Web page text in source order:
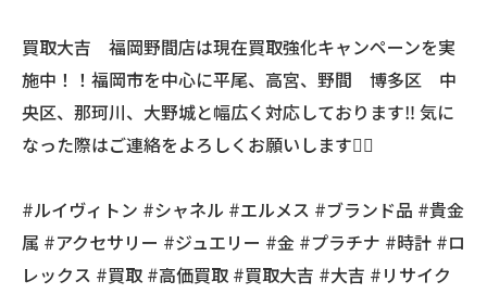
買取大吉 福岡野間店は現在買取強化キャンペーンを実
施中！！福岡市を中心に平尾、高宮、野間 博多区 中
央区、那珂川、大野城と幅広く対応しております‼️ 気に
なった際はご連絡をよろしくお願いします🙇‍♂️
#ルイヴィトン #シャネル #エルメス #ブランド品 #貴金
属 #アクセサリー #ジュエリー #金 #プラチナ #時計 #ロ
レックス #買取 #高価買取 #買取大吉 #大吉 #リサイク